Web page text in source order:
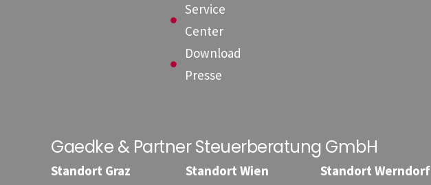
Service
Center
Download
Presse
Gaedke & Partner Steuerberatung GmbH
Standort Graz
Standort Wien
Standort Werndorf